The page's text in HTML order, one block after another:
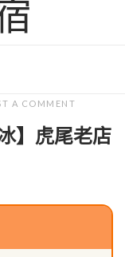
A COMMENT
】虎尾老店